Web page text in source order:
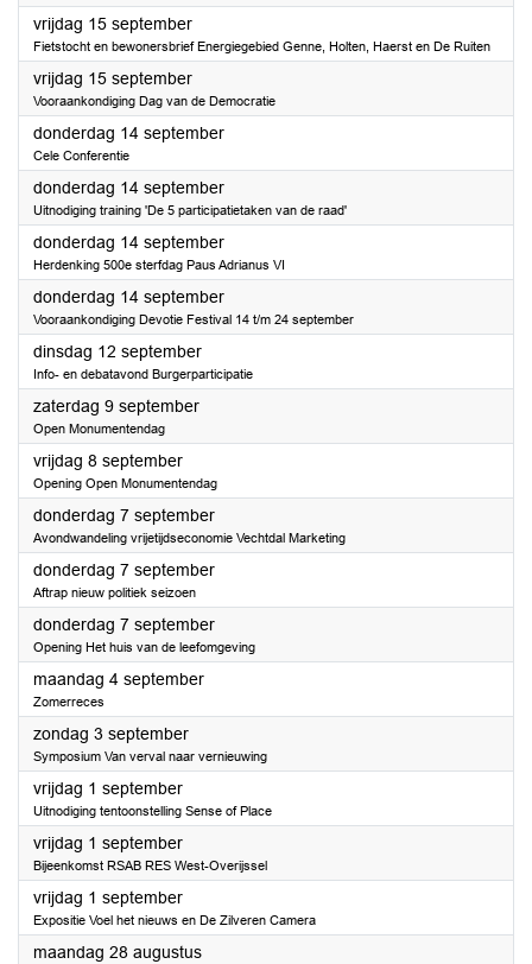
vrijdag 15 september2023
Fietstocht en bewonersbrief Energiegebied Genne, Holten, Haerst en De Ruiten
vrijdag 15 september2023
Vooraankondiging Dag van de Democratie
donderdag 14 september2023
Cele Conferentie
donderdag 14 september2023
Uitnodiging training 'De 5 participatietaken van de raad'
donderdag 14 september2023
Herdenking 500e sterfdag Paus Adrianus VI
donderdag 14 september2023
Vooraankondiging Devotie Festival 14 t/m 24 september
dinsdag 12 september2023
Info- en debatavond Burgerparticipatie
zaterdag 9 september2023
Open Monumentendag
vrijdag 8 september2023
Opening Open Monumentendag
donderdag 7 september2023
Avondwandeling vrijetijdseconomie Vechtdal Marketing
donderdag 7 september2023
Aftrap nieuw politiek seizoen
donderdag 7 september2023
Opening Het huis van de leefomgeving
maandag 4 september2023
Zomerreces
zondag 3 september2023
Symposium Van verval naar vernieuwing
vrijdag 1 september2023
Uitnodiging tentoonstelling Sense of Place
vrijdag 1 september2023
Bijeenkomst RSAB RES West-Overijssel
vrijdag 1 september2023
Expositie Voel het nieuws en De Zilveren Camera
maandag 28 augustus2023